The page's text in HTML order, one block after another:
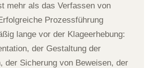
mehr als das Verfassen von
Prozessführung
lange vor der Klageerhebung:
der Gestaltung der
der Sicherung von Beweisen, der